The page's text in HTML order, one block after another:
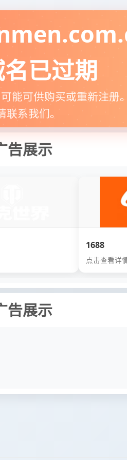
已过期
能可供购买或重新注册
联系我们。
告展示
1688
点击查看详
告展示